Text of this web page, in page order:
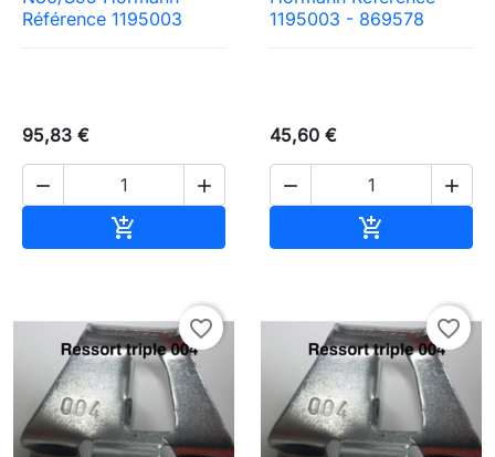
Référence 1195003
95,83 €
 

1195003 - 869578
45,60 €
 

favorite_border favorite_border